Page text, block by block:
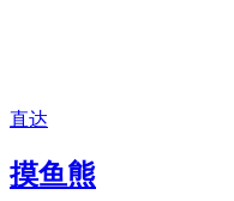
直达
摸鱼熊